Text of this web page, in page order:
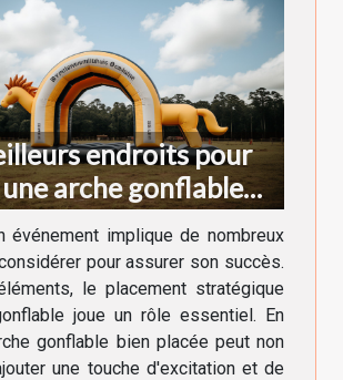
endroits pour
arche gonflable
événement
événement implique de nombreux
pour assurer son succès.
le placement stratégique
joue un rôle essentiel. En
gonflable bien placée peut non
une touche d'excitation et de